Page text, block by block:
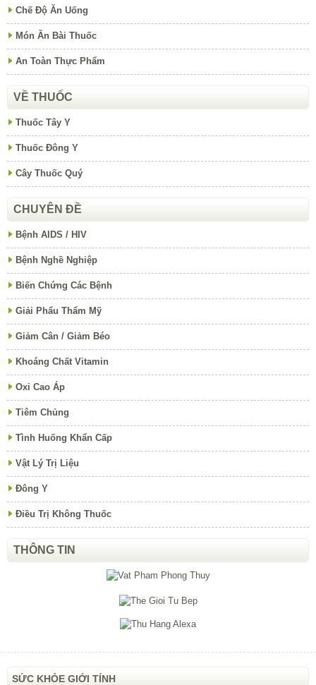
Chế Độ Ăn Uống
Món Ăn Bài Thuốc
An Toàn Thực Phẩm
VỀ THUỐC
Thuốc Tây Y
Thuốc Đông Y
Cây Thuốc Quý
CHUYÊN ĐỀ
Bệnh AIDS / HIV
Bệnh Nghề Nghiệp
Biến Chứng Các Bệnh
Giải Phẩu Thẩm Mỹ
Giảm Cân / Giảm Béo
Khoáng Chất Vitamin
Oxi Cao Áp
Tiêm Chủng
Tình Huống Khẩn Cấp
Vật Lý Trị Liệu
Đông Y
Điều Trị Không Thuốc
THÔNG TIN
SỨC KHỎE GIỚI TÍNH